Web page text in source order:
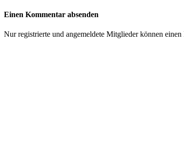
Einen Kommentar absenden
Nur registrierte und angemeldete Mitglieder können einen